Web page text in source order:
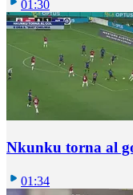
01:30
Nkunku torna al
01:34